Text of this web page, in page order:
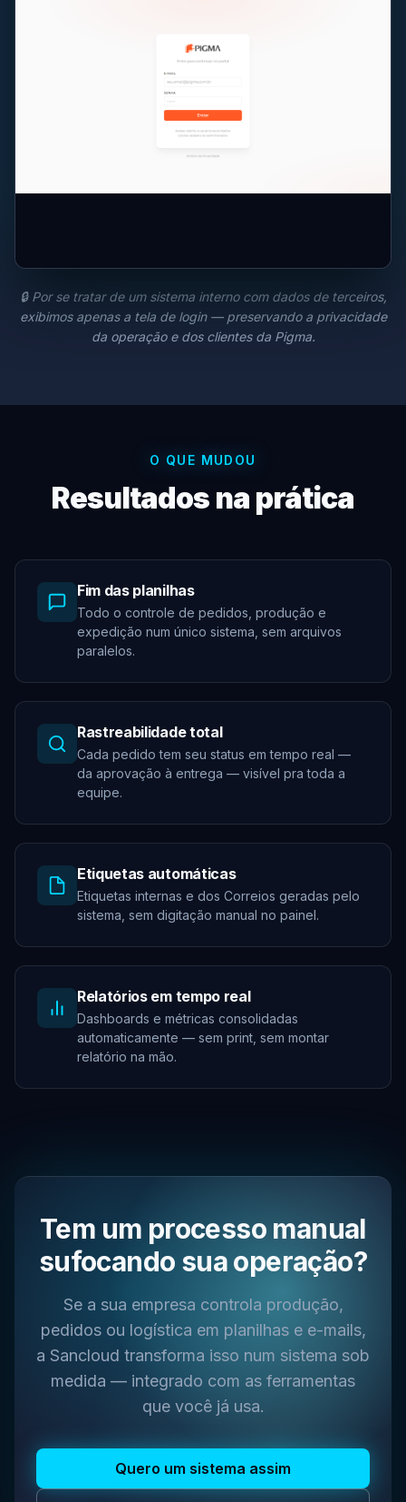
🔒 Por se tratar de um sistema interno com dados de terceiros,
exibimos apenas a tela de login — preservando a privacidade
da operação e dos clientes da Pigma.
O QUE MUDOU
Resultados na prática
Fim das planilhas
Todo o controle de pedidos, produção e
expedição num único sistema, sem arquivos
paralelos.
Rastreabilidade total
Cada pedido tem seu status em tempo real —
da aprovação à entrega — visível pra toda a
equipe.
Etiquetas automáticas
Etiquetas internas e dos Correios geradas pelo
sistema, sem digitação manual no painel.
Relatórios em tempo real
Dashboards e métricas consolidadas
automaticamente — sem print, sem montar
relatório na mão.
Tem um processo manual
sufocando sua operação?
Se a sua empresa controla produção,
pedidos ou logística em planilhas e e-mails,
a Sancloud transforma isso num sistema sob
medida — integrado com as ferramentas
que você já usa.
Quero um sistema assim